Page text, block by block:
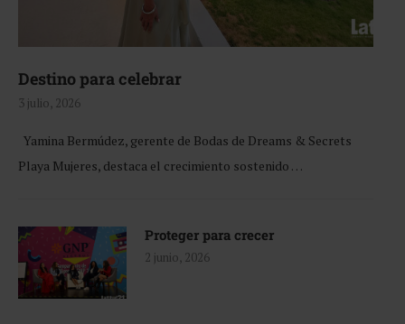
Destino para celebrar
3 julio, 2026
Yamina Bermúdez, gerente de Bodas de Dreams & Secrets
Playa Mujeres, destaca el crecimiento sostenido …
Proteger para crecer
2 junio, 2026